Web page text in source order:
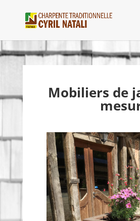
Mobiliers de